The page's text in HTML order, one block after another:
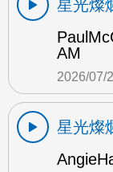
星光燦
AM
2026/07/
星光燦